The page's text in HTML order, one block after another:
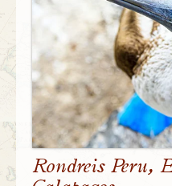
Rondreis Peru,